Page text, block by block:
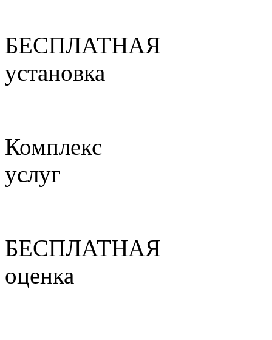
БЕСПЛАТНАЯ
установка
Комплекс
услуг
БЕСПЛАТНАЯ
оценка